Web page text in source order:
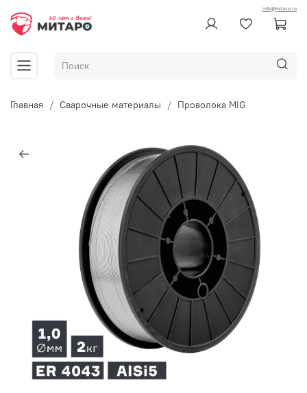
info@mitaro.ru
Главная Сварочные материалы Проволока MIG